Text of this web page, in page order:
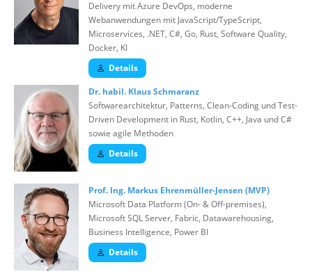
Delivery mit Azure DevOps, moderne
Webanwendungen mit JavaScript/TypeScript,
Microservices, .NET, C#, Go, Rust, Software Quality,
Docker, KI
Details
Dr. habil. Klaus Schmaranz
Softwarearchitektur, Patterns, Clean-Coding und Test-
Driven Development in Rust, Kotlin, C++, Java und C#
sowie agile Methoden
Details
Prof. Ing. Markus Ehrenmüller-Jensen (MVP)
Microsoft Data Platform (On- & Off-premises),
Microsoft SQL Server, Fabric, Datawarehousing,
Business Intelligence, Power BI
Details